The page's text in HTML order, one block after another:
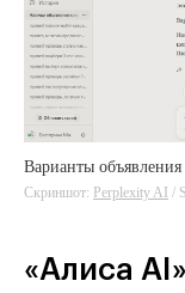
Варианты
Скриншот: Perplexity AI /
Perplexity AI
«Алиса AI»
Интересное